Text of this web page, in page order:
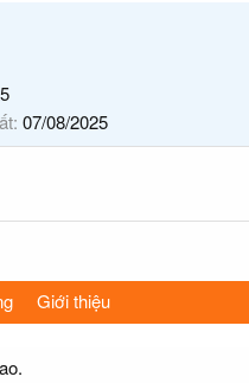
07/08/2025
Giới thiệu